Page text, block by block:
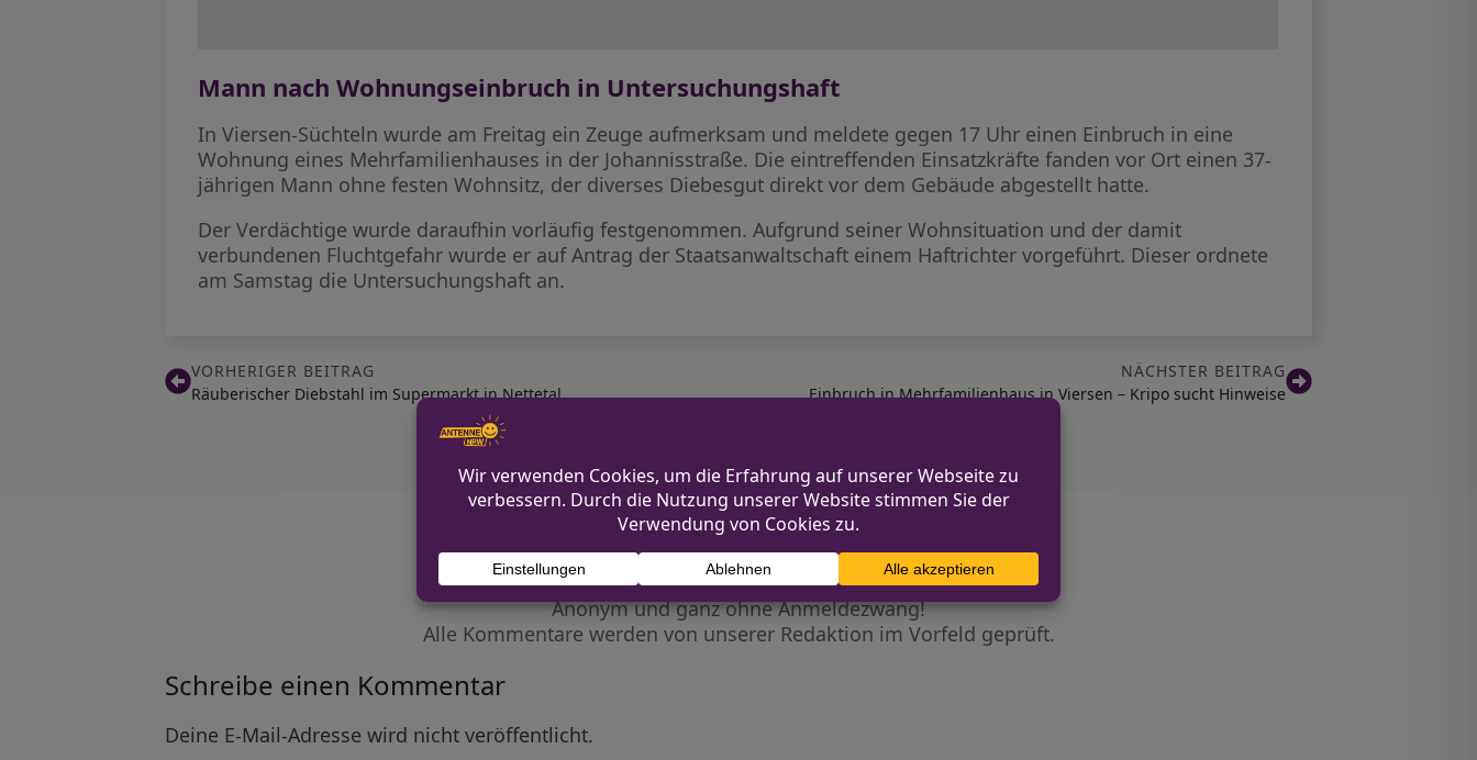
Mann nach Wohnungseinbruch in Untersuchungshaft
In Viersen-Süchteln wurde am Freitag ein Zeuge aufmerksam und meldete gegen 17 Uhr einen Einbruch in eine
Wohnung eines Mehrfamilienhauses in der Johannisstraße. Die eintreffenden Einsatzkräfte fanden vor Ort einen 37-
jährigen Mann ohne festen Wohnsitz, der diverses Diebesgut direkt vor dem Gebäude abgestellt hatte.
Der Verdächtige wurde daraufhin vorläufig festgenommen. Aufgrund seiner Wohnsituation und der damit
verbundenen Fluchtgefahr wurde er auf Antrag der Staatsanwaltschaft einem Haftrichter vorgeführt. Dieser ordnete
am Samstag die Untersuchungshaft an.
VORHERIGER BEITRAG
Räuberischer Diebstahl im Supermarkt in Nettetal
NÄCHSTER BEITRAG
Einbruch in Mehrfamilienhaus in Viersen – Kripo sucht Hinweise
Diskutiere mit!
Anonym und ganz ohne Anmeldezwang!
Alle Kommentare werden von unserer Redaktion im Vorfeld geprüft.
Schreibe einen Kommentar
Deine E-Mail-Adresse wird nicht veröffentlicht.